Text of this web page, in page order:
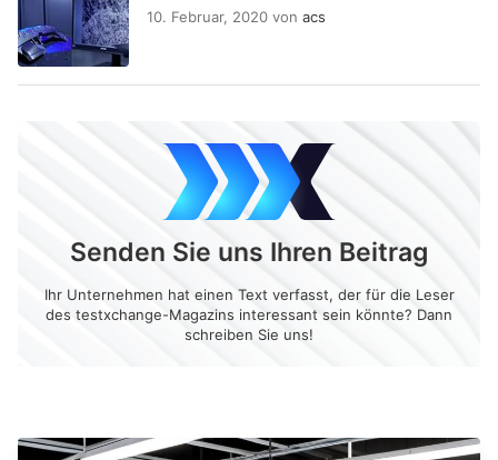
10. Februar, 2020 von acs
Senden Sie uns Ihren Beitrag
Ihr Unternehmen hat einen Text verfasst, der für die Leser
des testxchange-Magazins interessant sein könnte? Dann
schreiben Sie uns!